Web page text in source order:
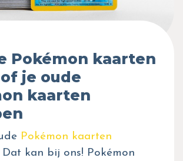
Pokémon kaarten
je oude
kaarten
Pokémon kaarten
Dat kan bij ons! Pokémon